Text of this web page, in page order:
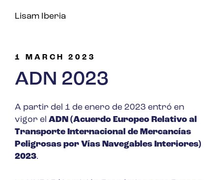
1 MARCH 2023
ADN 2023
A partir del 1 de enero de 2023 entró en
vigor el ADN (Acuerdo Europeo Relativo al
Transporte Internacional de Mercancías
Peligrosas por Vías Navegables Interiores)
2023.
Lisam Iberia